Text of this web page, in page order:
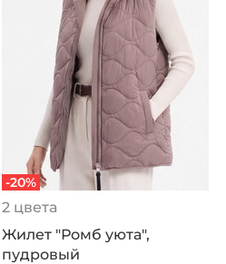
-20%
2 цвета
Жилет "Ромб уюта",
пудровый